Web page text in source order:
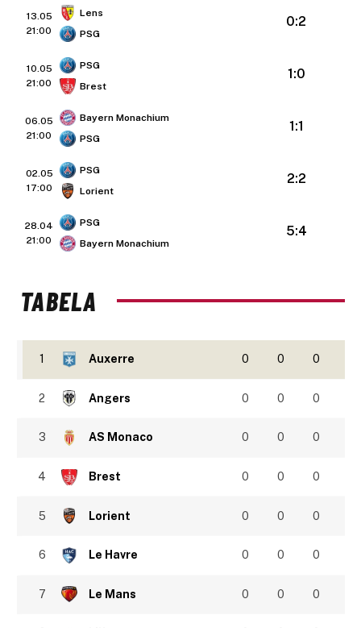
13.05
21:00
Lens
PSG
0:2
10.05
21:00
PSG
Brest
1:0
06.05
21:00
Bayern Monachium
PSG
1:1
02.05
17:00
PSG
Lorient
2:2
28.04
21:00
PSG
Bayern Monachium
5:4
TABELA
1 Auxerre 0 0 0
2 Angers 0 0 0
3 AS Monaco 0 0 0
4 Brest 0 0 0
5 Lorient 0 0 0
6 Le Havre 0 0 0
7 Le Mans 0 0 0